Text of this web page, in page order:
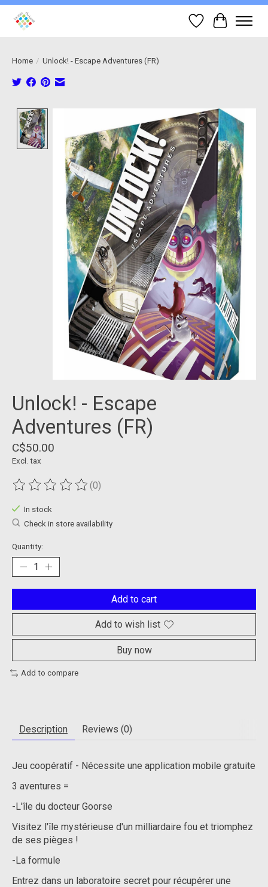
Wish List
Cart
Home / Unlock! - Escape Adventures (FR)
Product image slideshow Items
Unlock! - Escape
Adventures (FR)
C$50.00
Excl. tax
The rating of this product is
(0)
In stock
Check in store availability
Quantity:
Add to cart
Add to wish list
Buy now
Add to compare
Description Reviews (0)
Jeu coopératif - Nécessite une application mobile gratuite
3 aventures =
-L'île du docteur Goorse
Visitez l'île mystérieuse d'un milliardaire fou et triomphez
de ses pièges !
-La formule
Entrez dans un laboratoire secret pour récupérer une